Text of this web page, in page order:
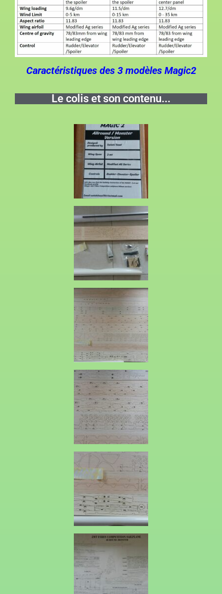
Caractéristiques des 3 modèles Magic2
Le colis et son contenu...